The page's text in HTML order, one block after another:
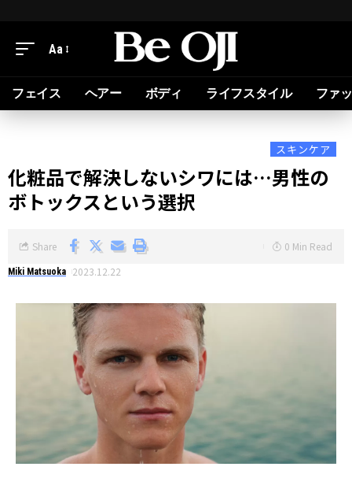
Aa
フェイス ヘアー ボディ ライフスタイル ファ
スキンケア
化粧品で解決しないシワには…男性の
ボトックスという選択
Miki Matsuoka 2023.12.22
Share 0 Min Read